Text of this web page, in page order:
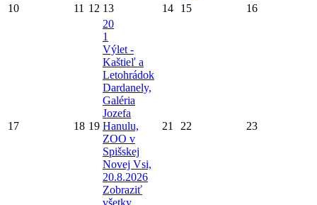
10 11 12 13 14 15 16
17 18 19
20
1
Výlet -
Kaštieľ a
Letohrádok
Dardanely,
Galéria
Jozefa
Hanulu,
ZOO v
Spišskej
Novej Vsi,
20.8.2026
Zobraziť
21 22 23